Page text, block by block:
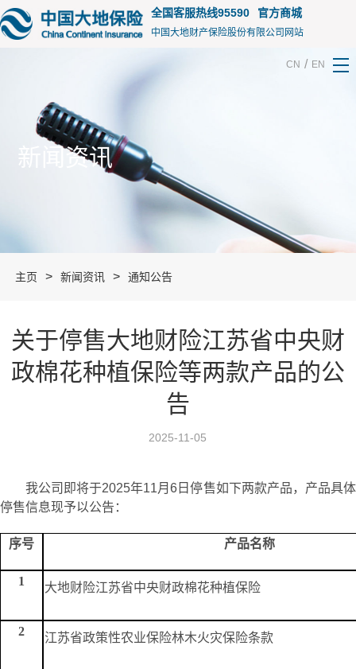
15155 全国客服热线95590 官方商城
中国大地财产保险股份有限公司网站
CN / EN
新闻资讯
主页 > 新闻资讯 > 通知公告
关于停售大地财险江苏省中央财
政棉花种植保险等两款产品的公
告
2025-11-05
我公司即将于2025年11月6日停售如下两款产品，产品具体
停售信息现予以公告：
序号 产品名称
1 大地财险江苏省中央财政棉花种植保险
2 江苏省政策性农业保险林木火灾保险条款